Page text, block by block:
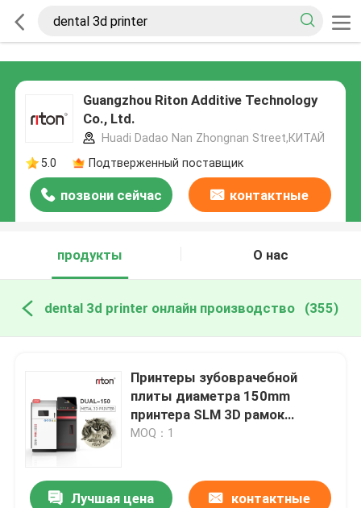
Guangzhou Riton Additive Technology
Co., Ltd.
Huadi Dadao Nan Zhongnan Street,КИТАЙ
5.0
Подтверженный поставщик
позвони сейчас контактные
продукты
О нас
dental 3d printer онлайн производство (355)
Принтеры зубоврачебной
плиты диаметра 150mm
принтера SLM 3D рамок
цифровые для металла
MOQ：1
Лучшая цена контактные